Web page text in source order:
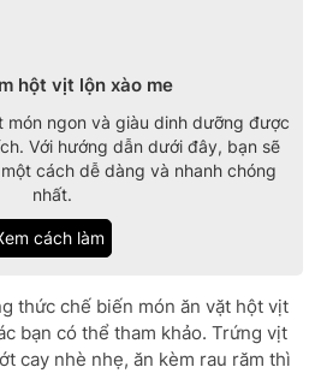
hột vịt lộn xào me
món ngon và giàu dinh dưỡng được
Với hướng dẫn dưới đây, bạn sẽ
cách dễ dàng và nhanh chóng
nhất.
cách làm
thức chế biến món ăn vặt hột vịt
bạn có thể tham khảo. Trứng vịt
cay nhè nhẹ, ăn kèm rau răm thì